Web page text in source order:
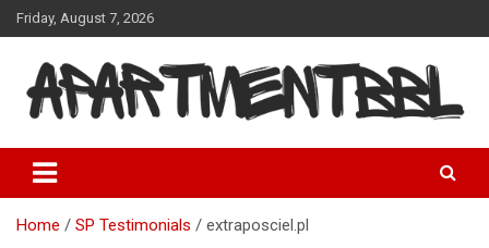
Skip
to
Friday, August 7, 2026
Apartmentbbl
Home SP Testimonials extraposciel.pl